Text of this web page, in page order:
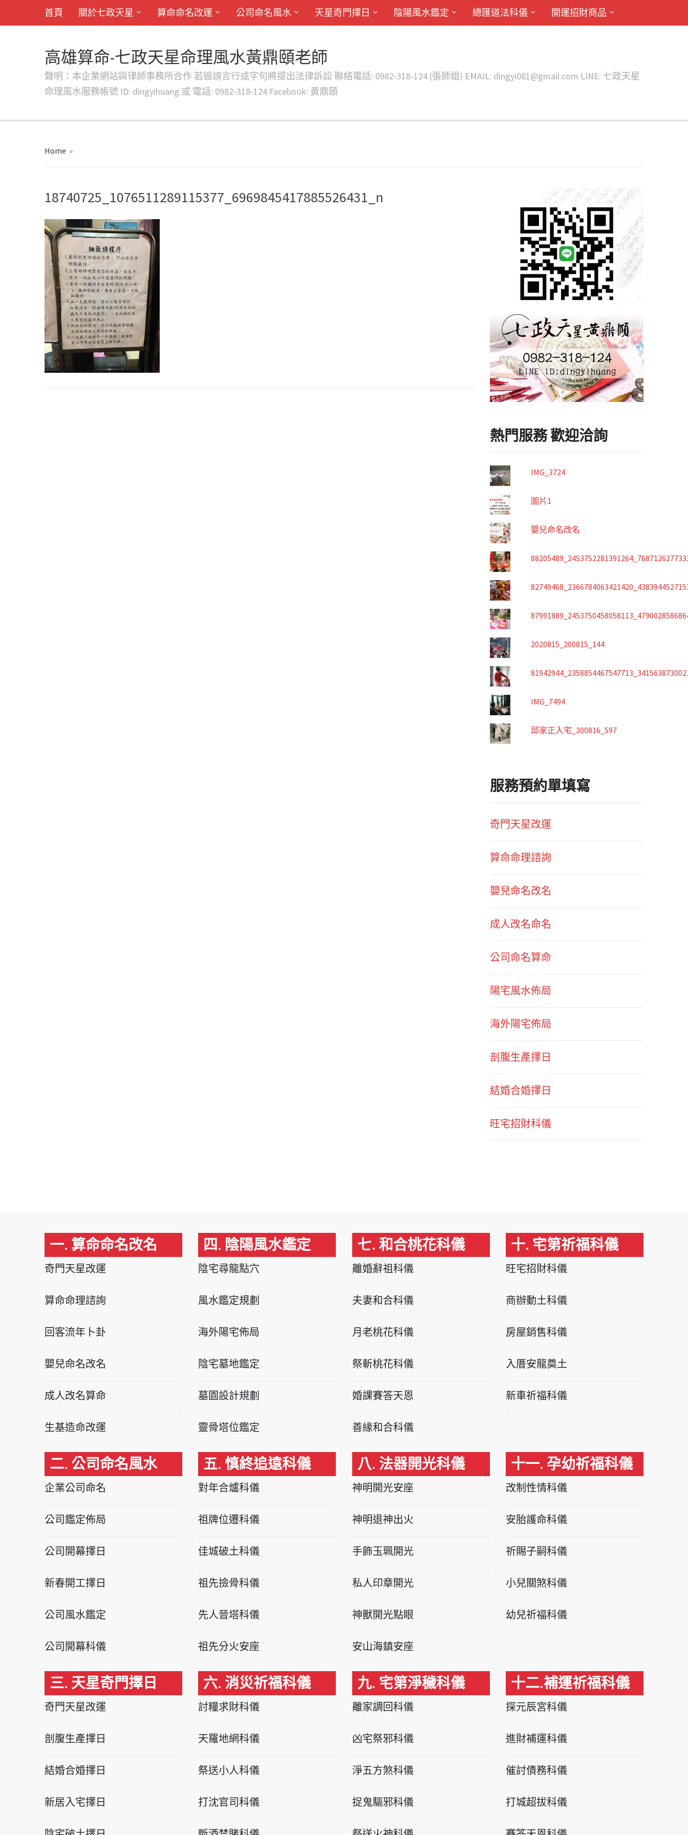
首頁 關於七政天星 算命命名改運 公司命名風水 天星奇門擇日 陰陽風水鑑定 總匯道法科儀 開運招財商品
高雄算命-七政天星命理風水黃鼎頤老師
聲明：本企業網站與律師事務所合作 若毀謗言行或字句將提出法律訴訟 聯絡電話: 0982-318-124 (張師姐) EMAIL: dingyi081@gmail.com LINE: 七政天星
命理風水服務帳號 ID: dingyihuang 或 電話: 0982-318-124 Facebook: 黃鼎頤
Home »
18740725_1076511289115377_6969845417885526431_n
熱門服務 歡迎洽詢
IMG_3724
圖片1
嬰兒命名改名
2020815_200815_144
IMG_7494
邱家正入宅_200816_597
服務預約單填寫
奇門天星改運
算命命理諮詢
嬰兒命名改名
成人改名命名
公司命名算命
陽宅風水佈局
海外陽宅佈局
剖腹生產擇日
結婚合婚擇日
旺宅招財科儀
一. 算命命名改名
奇門天星改運
算命命理諮詢
回客流年卜卦
嬰兒命名改名
成人改名算命
生基造命改運
二. 公司命名風水
企業公司命名
公司鑑定佈局
公司開幕擇日
新春開工擇日
公司風水鑑定
公司開幕科儀
三. 天星奇門擇日
奇門天星改運
剖腹生產擇日
結婚合婚擇日
新居入宅擇日
四. 陰陽風水鑑定
陰宅尋龍點穴
風水鑑定規劃
海外陽宅佈局
陰宅墓地鑑定
墓園設計規劃
靈骨塔位鑑定
五. 慎終追遠科儀
對年合爐科儀
祖牌位遷科儀
佳城破土科儀
祖先撿骨科儀
先人晉塔科儀
祖先分火安座
六. 消災祈福科儀
討糧求財科儀
天羅地網科儀
祭送小人科儀
打沈官司科儀
七. 和合桃花科儀
離婚辭祖科儀
夫妻和合科儀
月老桃花科儀
祭斬桃花科儀
婚課賽答天恩
善緣和合科儀
八. 法器開光科儀
神明開光安座
神明退神出火
手飾玉珮開光
私人印章開光
神獸開光點眼
安山海鎮安座
九. 宅第淨穢科儀
離家調回科儀
凶宅祭邪科儀
淨五方煞科儀
捉鬼驅邪科儀
十. 宅第祈福科儀
旺宅招財科儀
商辦動土科儀
房屋銷售科儀
入厝安龍奠土
新車祈福科儀
十一. 孕幼祈福科儀
改制性情科儀
安胎護命科儀
祈賜子嗣科儀
小兒關煞科儀
幼兒祈福科儀
十二.補運祈福科儀
探元辰宮科儀
進財補運科儀
催討債務科儀
打城超拔科儀